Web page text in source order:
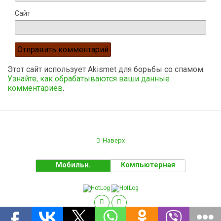
Сайт
Этот сайт использует Akismet для борьбы со спамом.
Узнайте, как обрабатываются ваши данные
комментариев.
Наверх
Мобильн. Компьютерная